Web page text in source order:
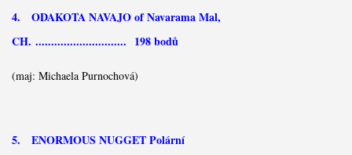
4. ODAKOTA NAVAJO of Navarama Mal,
CH. ............................. 198 bodů
(maj: Michaela Purnochová)
5. ENORMOUS NUGGET Polární